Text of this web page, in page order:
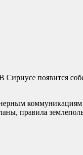
Сириусе появится
правила